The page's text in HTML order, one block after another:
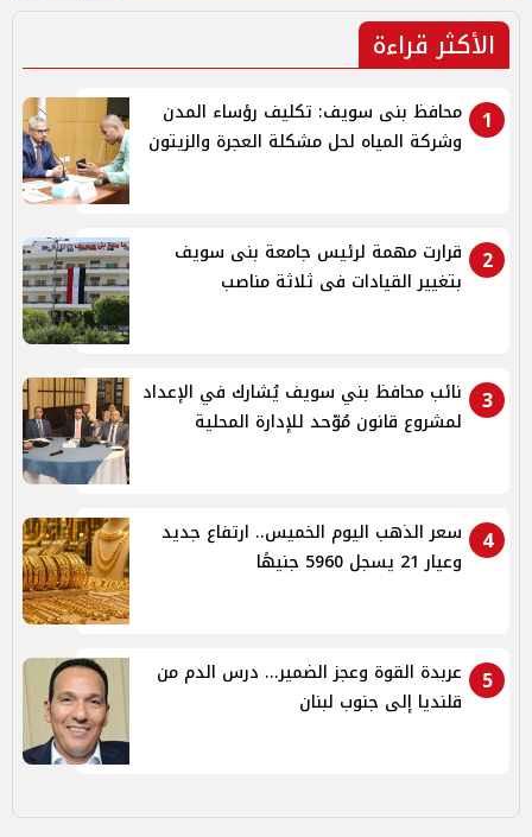
الأكثر قراءة
1
محافظ بنى سويف: تكليف رؤساء المدن
وشركة المياه لحل مشكلة العجرة والزيتون
2
قرارت مهمة لرئيس جامعة بنى سويف
بتغيير القيادات فى ثلاثة مناصب
3
نائب محافظ بني سويف يُشارك في الإعداد
لمشروع قانون مُوّحد للإدارة المحلية
4
سعر الذهب اليوم الخميس.. ارتفاع جديد
وعيار 21 يسجل 5960 جنيهًا
5
عربدة القوة وعجز الضمير... درس الدم من
قلنديا إلى جنوب لبنان